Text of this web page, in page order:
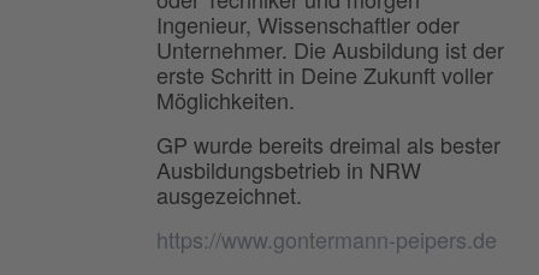
Ingenieur, Wissenschaftler oder
Unternehmer. Die Ausbildung ist der
erste Schritt in Deine Zukunft voller
Möglichkeiten.
GP wurde bereits dreimal als bester
Ausbildungsbetrieb in NRW
ausgezeichnet.
https://www.gontermann-peipers.de